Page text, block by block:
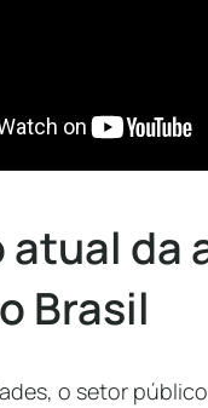
atual da
Brasil
o setor